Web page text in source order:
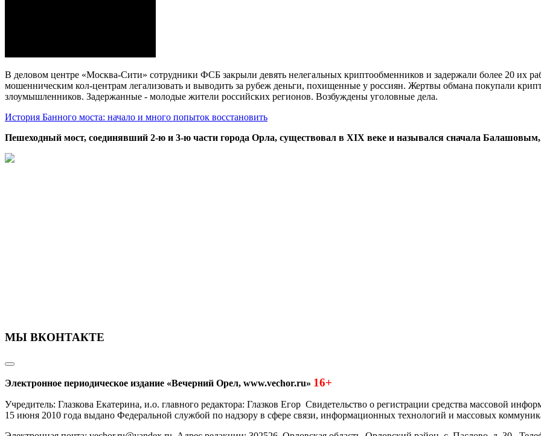
В деловом центре «Москва-Сити» сотрудники ФСБ закрыли девять нелегальных криптообменников и задержали более 20 их
мошенническим кол-центрам легализовать и выводить за рубеж деньги, похищенные у россиян. Жертвы обмана покупали
злоумышленников. Задержанные - молодые жители российских регионов. Возбуждены уголовные дела.
История Банного моста: начало и много попыток восстановить
Пешеходный мост, соединявший 2-ю и 3-ю части города Орла, существовал в XIX веке и назывался сначала
МЫ ВКОНТАКТЕ
Электронное периодическое издание «Вечерний Орел, www.vechor.ru» 16+
Учредитель: Глазкова Екатерина, и.о. главного редактора: Глазков Егор Свидетельство о регистрации средства массовой
15 июня 2010 года выдано Федеральной службой по надзору в сфере связи, информационных технологий и массовых